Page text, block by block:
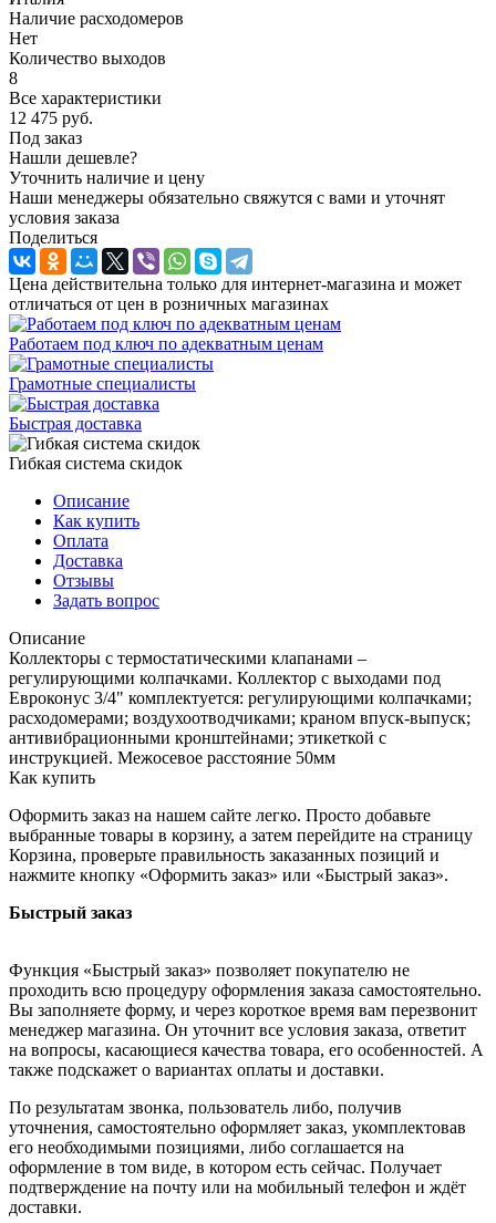
Наличие расходомеров
Нет
Количество выходов
8
Все характеристики
12 475 руб.
Под заказ
Нашли дешевле?
Уточнить наличие и цену
Наши менеджеры обязательно свяжутся с вами и уточнят
условия заказа
Поделиться
Цена действительна только для интернет-магазина и может
отличаться от цен в розничных магазинах
Работаем под ключ по адекватным ценам
Грамотные специалисты
Быстрая доставка
Гибкая система скидок
Описание
Как купить
Оплата
Доставка
Отзывы
Задать вопрос
Описание
Коллекторы с термостатическими клапанами –
регулирующими колпачками. Коллектор с выходами под
Евроконус 3/4" комплектуется: регулирующими колпачками;
расходомерами; воздухоотводчиками; краном впуск-выпуск;
антивибрационными кронштейнами; этикеткой с
инструкцией. Межосевое расстояние 50мм
Как купить
Оформить заказ на нашем сайте легко. Просто добавьте
выбранные товары в корзину, а затем перейдите на страницу
Корзина, проверьте правильность заказанных позиций и
нажмите кнопку «Оформить заказ» или «Быстрый заказ».
Быстрый заказ
Функция «Быстрый заказ» позволяет покупателю не
проходить всю процедуру оформления заказа самостоятельно.
Вы заполняете форму, и через короткое время вам перезвонит
менеджер магазина. Он уточнит все условия заказа, ответит
на вопросы, касающиеся качества товара, его особенностей. А
также подскажет о вариантах оплаты и доставки.
По результатам звонка, пользователь либо, получив
уточнения, самостоятельно оформляет заказ, укомплектовав
его необходимыми позициями, либо соглашается на
оформление в том виде, в котором есть сейчас. Получает
подтверждение на почту или на мобильный телефон и ждёт
доставки.